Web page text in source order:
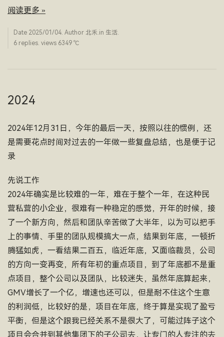
阅读更多 »
Date 2025/01/04. Author 北禾.in 生活.
6 replies. views 6349 ­℃
2024
2024年12月31日，今年的最后一天，按照以往的惯例，还
是需要花点时间对过去的一年做一些复盘总结，也是便于记
录
先说工作
2024年确实是比较难的一年，难在于整个一年，在这种民
营私营的小企业，很难有一种稳定的感觉，开年的时候，接
了一个新方向，然后和团队辛苦做了大半年，以为可以把手
上的事情、手里的团队规模搞大一点，结果到年底，一顿折
腾猛如虎，一看结果二百五，临近年底，又面临裁员，公司
的方向一变再变，所有年初的重点项目，到了年底都不是重
点项目，整个公司以及团队，比较迷失，虽然年底算起来，
GMV增长了一个亿，增速也还可以，但是耐不住这个生意
的利润低，比较好的是，项目在年底，终于算是实现了盈亏
平衡，但是这个跟我已经关系不是很大了，可能过阵子这个
项目会合并到其他集团下的子公司去，让专门的人专注的去